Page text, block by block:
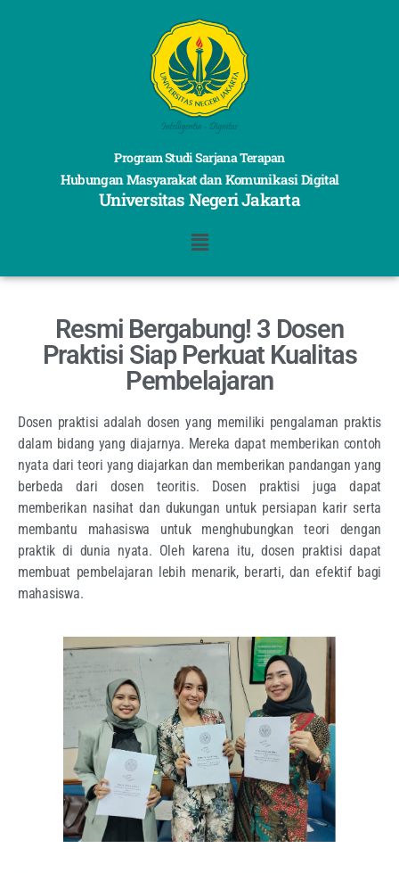
Program Studi Sarjana Terapan
Hubungan Masyarakat dan Komunikasi Digital
Universitas Negeri Jakarta
Resmi Bergabung! 3 Dosen
Praktisi Siap Perkuat Kualitas
Pembelajaran
Dosen praktisi adalah dosen yang memiliki pengalaman praktis
dalam bidang yang diajarnya. Mereka dapat memberikan contoh
nyata dari teori yang diajarkan dan memberikan pandangan yang
berbeda dari dosen teoritis. Dosen praktisi juga dapat
memberikan nasihat dan dukungan untuk persiapan karir serta
membantu mahasiswa untuk menghubungkan teori dengan
praktik di dunia nyata. Oleh karena itu, dosen praktisi dapat
membuat pembelajaran lebih menarik, berarti, dan efektif bagi
mahasiswa.